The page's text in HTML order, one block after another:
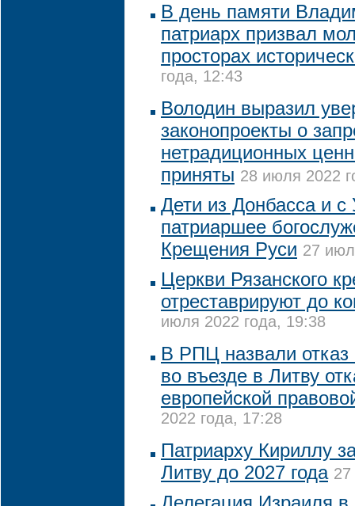
В день памяти
патриарх призвал
просторах
года, 12:43
Володин выразил
законопроекты о
нетрадиционных
приняты 28 июля 2022
Дети из Донбасса и с
патриаршее
Крещения Руси 27
Церкви Рязанского
отреставрируют до
июля 2022 года, 19:38
В РПЦ назвали отказ
во въезде в Литву
европейской
2022 года, 17:28
Патриарху Кириллу
Литву до 2027 года